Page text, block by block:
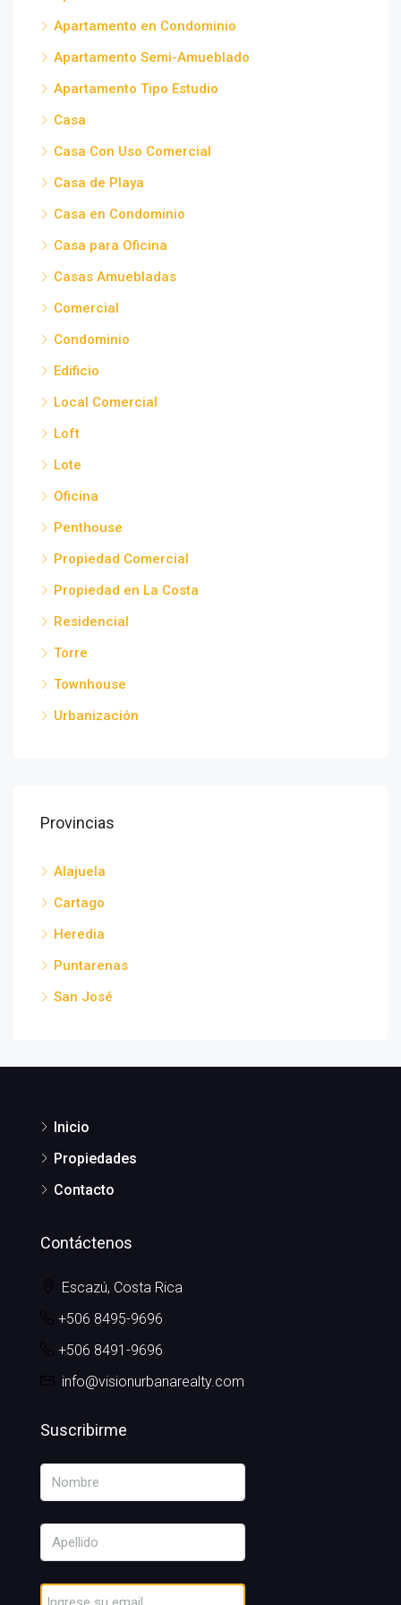
Apartamento en Condominio
Apartamento Semi-Amueblado
Apartamento Tipo Estudio
Casa
Casa Con Uso Comercial
Casa de Playa
Casa en Condominio
Casa para Oficina
Casas Amuebladas
Comercial
Condominio
Edificio
Local Comercial
Loft
Lote
Oficina
Penthouse
Propiedad Comercial
Propiedad en La Costa
Residencial
Torre
Townhouse
Urbanización
Provincias
Alajuela
Cartago
Heredia
Puntarenas
San José
Inicio
Propiedades
Contacto
Contáctenos
Escazú, Costa Rica
+506 8495-9696
+506 8491-9696
info@visionurbanarealty.com
Suscribirme